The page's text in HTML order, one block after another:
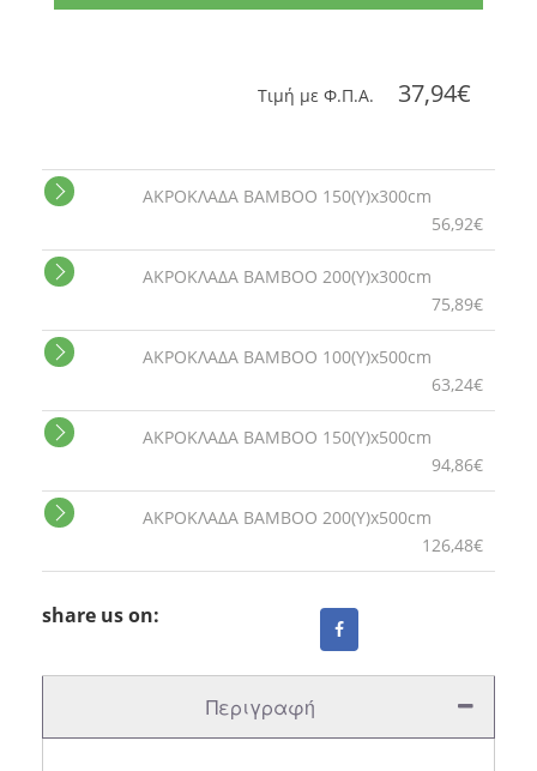
Tιμή με Φ.Π.Α. 37,94€
ΑΚΡΟΚΛΑΔΑ ΒΑΜΒΟΟ 150(Y)x300cm
56,92€
ΑΚΡΟΚΛΑΔΑ ΒΑΜΒΟΟ 200(Y)x300cm
75,89€
ΑΚΡΟΚΛΑΔΑ ΒΑΜΒΟΟ 100(Y)x500cm
63,24€
ΑΚΡΟΚΛΑΔΑ ΒΑΜΒΟΟ 150(Y)x500cm
94,86€
ΑΚΡΟΚΛΑΔΑ ΒΑΜΒΟΟ 200(Y)x500cm
126,48€
share us on:
Περιγραφή